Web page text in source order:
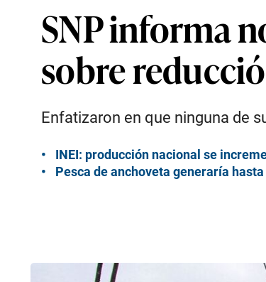
SNP informa
sobre
Enfatizaron en que ninguna de
INEI: producción nacional se
Pesca de anchoveta generaría